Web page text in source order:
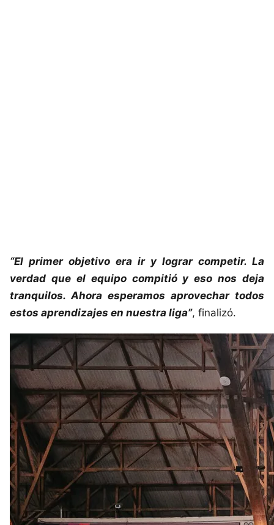
“El primer objetivo era ir y lograr competir. La
verdad que el equipo compitió y eso nos deja
tranquilos. Ahora esperamos aprovechar todos
estos aprendizajes en nuestra liga”, finalizó.